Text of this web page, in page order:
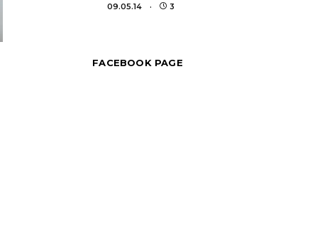
09.05.14 3
FACEBOOK PAGE